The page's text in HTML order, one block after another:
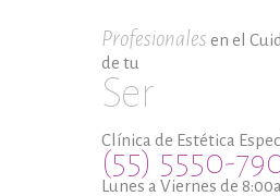
Profesionales en el
de tu
Ser
Clínica de Estética
(55) 5550-
Lunes a Viernes de